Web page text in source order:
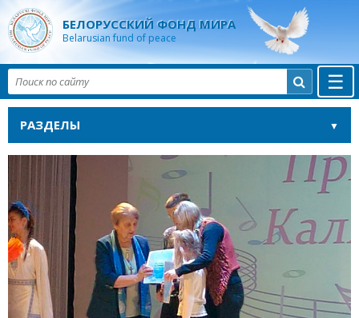
БЕЛОРУССКИЙ ФОНД МИРА
Belarusian fund of peace
☰

РАЗДЕЛЫ